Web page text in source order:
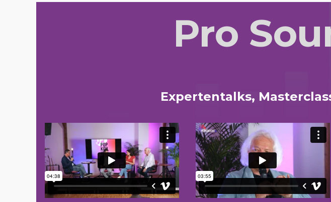
Pro
Expertentalks,